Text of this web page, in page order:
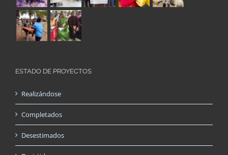
ESTADO DE PROYECTOS
Realizándose
Completados
Desestimados